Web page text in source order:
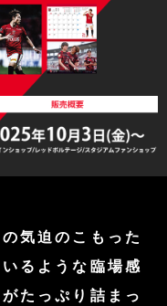
気迫のこもった
るような臨場感
たっぷり詰まっ